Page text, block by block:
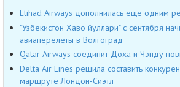
Etihad Airways дополнилась еще одним
"Узбекистон Хаво йуллари" с сентября
авиаперелеты в Волгоград
Qatar Airways соединит Доха и Чэнду
Delta Air Lines решила составить
маршруте Лондон-Сиэтл